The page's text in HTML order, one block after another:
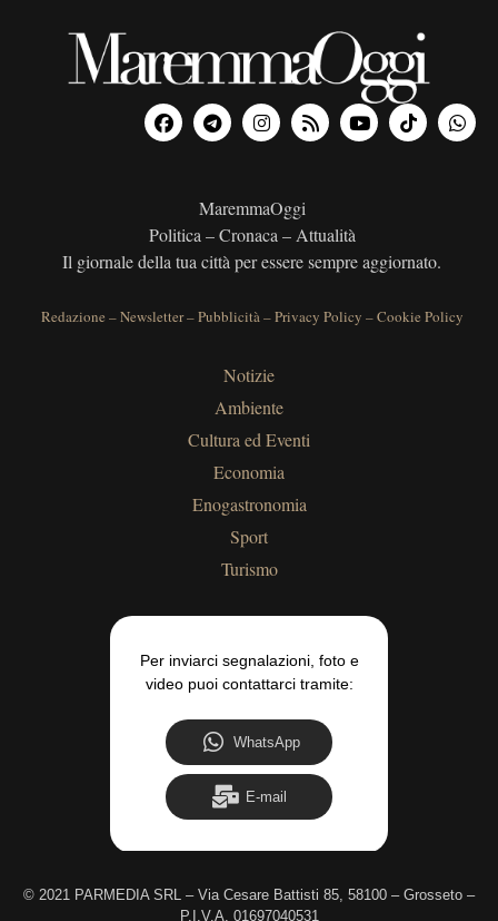
MaremmaOggi
Politica – Cronaca – Attualità
Il giornale della tua città per essere sempre aggiornato.
Redazione –Newsletter–Pubblicità–Privacy Policy –Cookie Policy
Notizie
Ambiente
Cultura ed Eventi
Economia
Enogastronomia
Sport
Turismo
Per inviarci segnalazioni, foto e
video puoi contattarci tramite:
WhatsApp
E-mail
© 2021 PARMEDIA SRL – Via Cesare Battisti 85, 58100 – Grosseto –
P.I.V.A. 01697040531